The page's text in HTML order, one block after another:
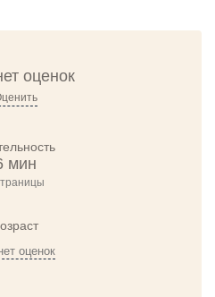
оценок
мин
оценок